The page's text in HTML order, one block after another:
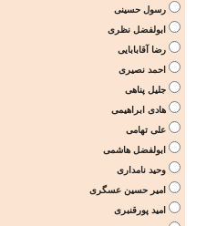
رسول حسینی
ابولفضل نظری
رضا آقابابایی
احمد نصیری
جلیل پناهی
هادی ابراهیمی
علی تهامی
ابولفضل هاشمی
وحید نامداری
امیر حسین عسگری
امید پورقنبری